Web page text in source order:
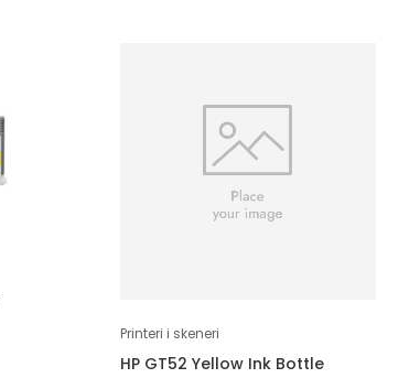
Printeri i skeneri
HP GT52 Yellow Ink Bottle